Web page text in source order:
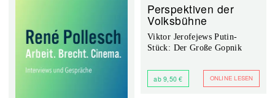
Perspektiven der
Volksbühne
Viktor Jerofejews Putin-
Stück: Der Große Gopnik
ab 9,50 € ONLINE LESEN